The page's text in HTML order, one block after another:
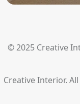
© 2025 Creative
Creative Interior.